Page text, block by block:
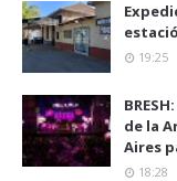
19:25
de la
Aires
18:28